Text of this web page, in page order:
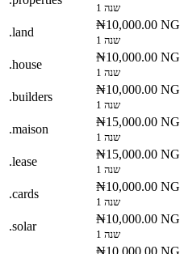
1 שנה
.land
₦10,000.00 NG
1 שנה
.house
₦10,000.00 NG
1 שנה
.builders
₦10,000.00 NG
1 שנה
.maison
₦15,000.00 NG
1 שנה
.lease
₦15,000.00 NG
1 שנה
.cards
₦10,000.00 NG
1 שנה
.solar
₦10,000.00 NG
1 שנה